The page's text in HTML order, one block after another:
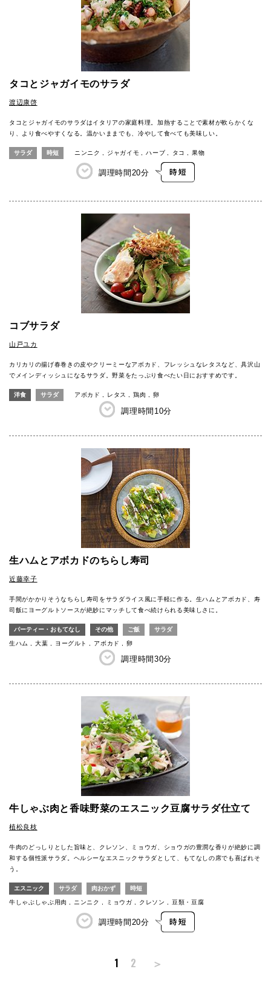
タコとジャガイモのサラダ
渡辺康啓
タコとジャガイモのサラダはイタリアの家庭料理。加熱することで素材が軟らかくな
り、より食べやすくなる。温かいままでも、冷やして食べても美味しい。
サラダ 時短 ニンニク ジャガイモ ハーブ タコ 果物
調理時間 20分
コブサラダ
山戸ユカ
カリカリの揚げ春巻きの皮やクリーミーなアボカド、フレッシュなレタスなど、具沢山
でメインディッシュになるサラダ。野菜をたっぷり食べたい日におすすめです。
洋食 サラダ アボカド レタス 鶏肉 卵
調理時間 10分
生ハムとアボカドのちらし寿司
近藤幸子
手間がかかりそうなちらし寿司をサラダライス風に手軽に作る。生ハムとアボカド、寿
司飯にヨーグルトソースが絶妙にマッチして食べ続けられる美味しさに。
パーティー・おもてなし その他 ご飯 サラダ
生ハム 大葉 ヨーグルト アボカド 卵
調理時間30分
牛しゃぶ肉と香味野菜のエスニック豆腐サラダ仕立て
植松良枝
牛肉のどっしりとした旨味と、クレソン、ミョウガ、ショウガの豊潤な香りが絶妙に調
和する個性派サラダ。ヘルシーなエスニックサラダとして、もてなしの席でも喜ばれそ
う。
エスニック サラダ 肉おかず 時短
牛しゃぶしゃぶ用肉 ニンニク ミョウガ クレソン 豆類・豆腐
調理時間 20分
1 2 ＞